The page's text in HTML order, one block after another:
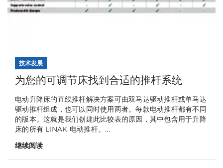
技术发展
为您的可调节床找到合适的推杆系统
电动升降床的直线推杆解决方案可由双马达驱动推杆或单马达
驱动推杆组成，也可以同时使用两者。每款电动推杆都有不同
的版本。这就是我们创建此比较表的原因，其中包含用于升降
床的所有 LINAK 电动推杆。...
继续阅读